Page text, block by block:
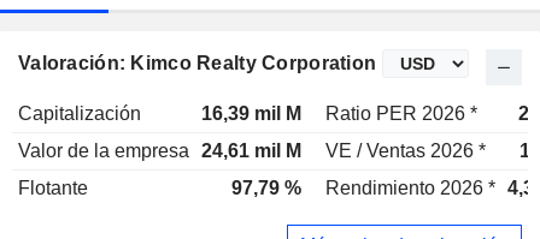
Valoración: Kimco Realty Corporation
Capitalización 16,39 mil M Ratio PER 2026 *
Valor de la empresa
24,61 mil M VE / Ventas 2026 *
Flotante
97,79 % Rendimiento 2026 *